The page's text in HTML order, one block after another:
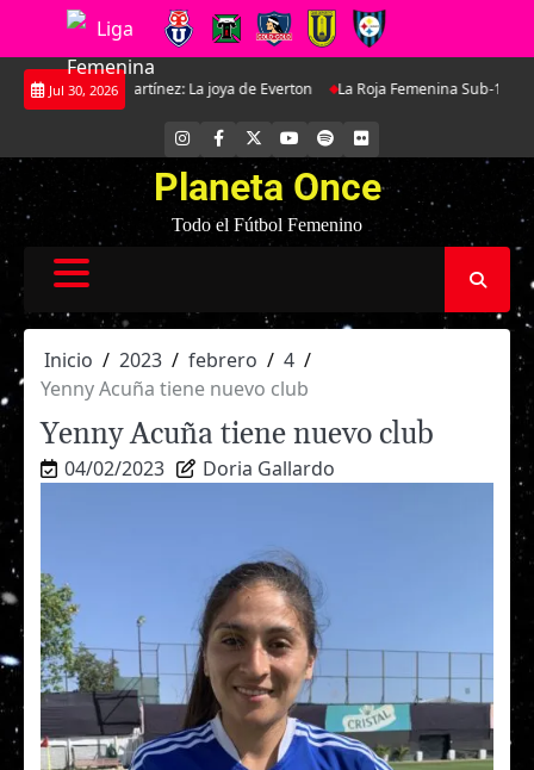
Saltar
Jul 30, 2026
Martínez: La joya de Everton La Roja Femenina Sub-17 enfrentará a
INSTAGRAM
FACEBOOK YOUTUBE
SPOTIFYFLICKR
Planeta Once
Todo el Fútbol Femenino
Inicio 2023 febrero
4
Yenny Acuña tiene nuevo club
Yenny Acuña tiene nuevo club
04/02/2023 Doria Gallardo